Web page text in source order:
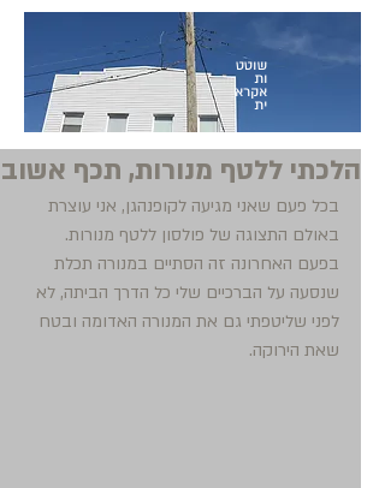
שוטט
ות
אקרא
ית
הלכתי ללטף מנורות, תכף אשוב
בכל פעם שאני מגיעה לקופנהגן, אני עוצרת
באולם התצוגה של פולסון ללטף מנורות.
בפעם האחרונה זה הסתיים במנורה תכלת
שנסעה על הברכיים שלי כל הדרך הביתה, לא
לפני שליטפתי גם את המנורה האדומה ובטח
שאת הירוקה.